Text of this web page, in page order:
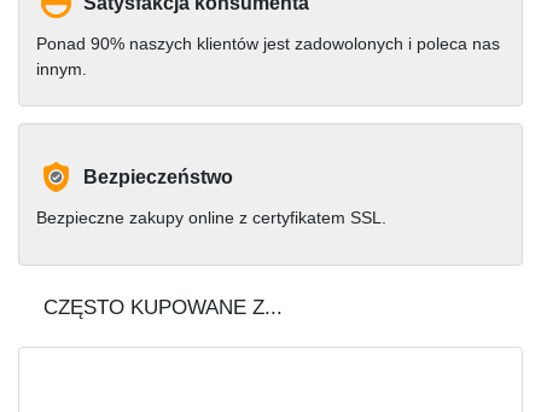
Ponad 90% naszych klientów jest zadowolonych i poleca nas
innym.
Bezpieczeństwo
Bezpieczne zakupy online z certyfikatem SSL.
CZĘSTO KUPOWANE Z...